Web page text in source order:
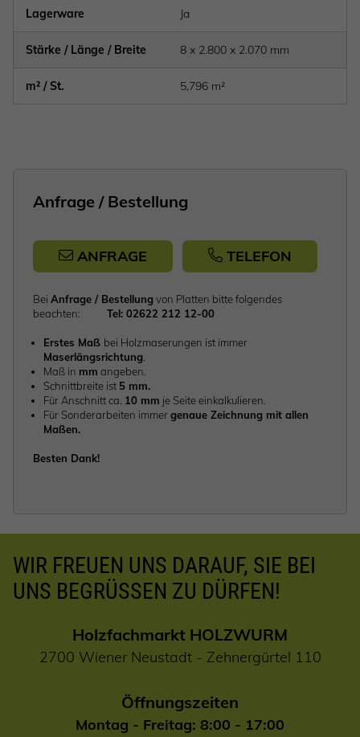
Lagerware Ja
Stärke / Länge / Breite 8 x 2.800 x 2.070 mm
m² / St. 5,796 m²
Anfrage / Bestellung
ANFRAGE TELEFON
Bei Anfrage / Bestellung von Platten bitte folgendes
beachten: Tel: 02622 212 12-00
Erstes Maß bei Holzmaserungen ist immer
Maserlängsrichtung.
Maß in mm angeben.
Schnittbreite ist 5 mm.
Für Anschnitt ca. 10 mm je Seite einkalkulieren.
Für Sonderarbeiten immergenaue Zeichnung mit allen
Maßen.
Besten Dank!
WIR FREUEN UNS DARAUF, SIE BEI
UNS BEGRÜSSEN ZU DÜRFEN!
Holzfachmarkt HOLZWURM
2700 Wiener Neustadt - Zehnergürtel 110
Öffnungszeiten
Montag - Freitag: 8:00 - 17:00